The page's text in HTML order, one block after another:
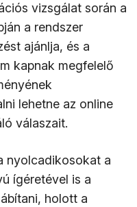
vizsgálat során a
a rendszer
ajánlja, és a
kapnak megfelelő
lehetne az online
válaszait.
nyolcadikosokat a
ígéretével is a
holott a